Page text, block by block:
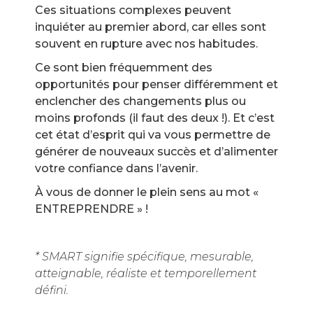
Ces situations complexes peuvent
inquiéter au premier abord, car elles sont
souvent en rupture avec nos habitudes.
Ce sont bien fréquemment des
opportunités pour penser différemment et
enclencher des changements plus ou
moins profonds (il faut des deux !). Et c’est
cet état d’esprit qui va vous permettre de
générer de nouveaux succès et d’alimenter
votre confiance dans l’avenir.
À vous de donner le plein sens au mot «
ENTREPRENDRE » !
* SMART signifie spécifique, mesurable,
atteignable, réaliste et temporellement
défini.